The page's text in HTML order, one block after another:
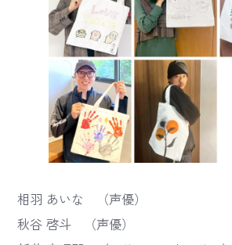
相羽 あいな （声優）
秋谷 啓斗 （声優）